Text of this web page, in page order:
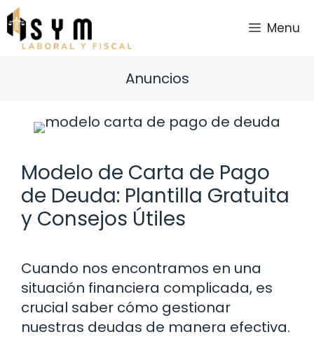
Saltar
al
contenido
Menu
Anuncios
Modelo de Carta de Pago
de Deuda: Plantilla Gratuita
y Consejos Útiles
Cuando nos encontramos en una
situación financiera complicada, es
crucial saber cómo gestionar
nuestras deudas de manera efectiva.